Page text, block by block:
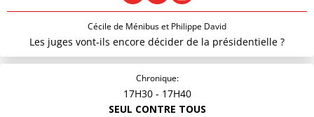
Cécile de Ménibus et Philippe David
Les juges vont-ils encore décider de la présidentielle ?
Chronique:
17H30 - 17H40
SEUL CONTRE TOUS